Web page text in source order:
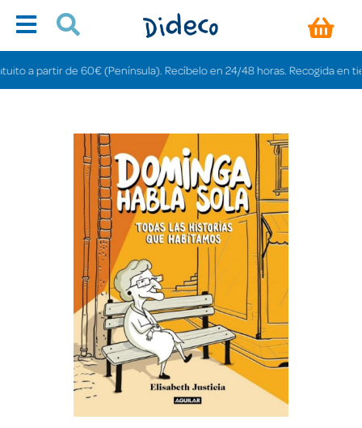
partir de 60€ (Península). Recíbelo en 24/48 horas. Recogida en